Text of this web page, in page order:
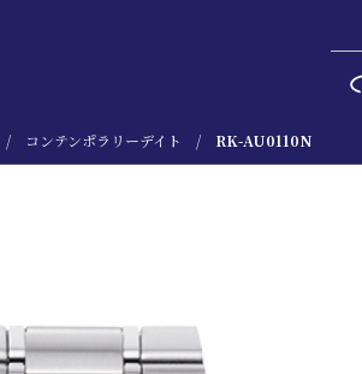
コンテンポラリーデイト RK-AU0110N